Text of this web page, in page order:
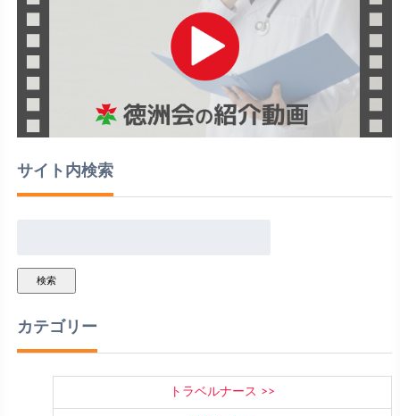
サイト内検索
検索
カテゴリー
トラベルナース